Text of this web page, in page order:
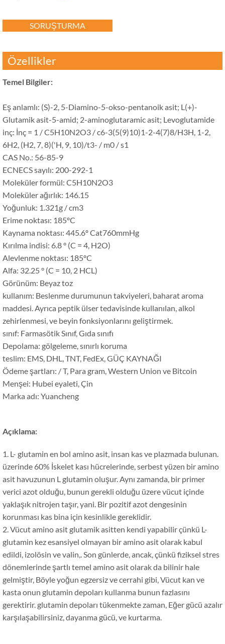
SORUŞTURMA
Özellikler
Temel Bilgiler:
Eş anlamlı: (S)-2, 5-Diamino-5-okso-pentanoik asit; L(+)-
Glutamik asit-5-amid; 2-aminoglutaramic asit; Levoglutamide
inç: İnç = 1 / C5H10N2O3 / c6-3(5(9)10)1-2-4(7)8/H3H, 1-2,
6H2, (H2, 7, 8)('H, 9, 10)/t3- / m0 / s1
CAS No.: 56-85-9
ECNECS sayılı: 200-292-1
Moleküler formül: C5H10N2O3
Moleküler ağırlık: 146.15
Yoğunluk: 1.321g / cm3
Erime noktası: 185ºC
Kaynama noktası: 445.6º Cat760mmHg
Kırılma indisi: 6.8 ° (C = 4, H2O)
Alevlenme noktası: 185ºC
Alfa: 32.25 ° (C = 10, 2 HCL)
Görünüm: Beyaz toz
kullanım: Beslenme durumunun takviyeleri, baharat aroma
maddesi. Ayrıca peptik ülser tedavisinde kullanılan, alkol
zehirlenmesi, ve beyin fonksiyonlarını geliştirmek.
sınıf: Farmasötik Sınıf, Gıda sınıfı
Depolama: gölgeleme, sınırlı koruma
teslim: EMS, DHL, TNT, FedEx, GÜÇ KAYNAĞI
Ödeme şartları: / T, Para gram, Western Union ve Bitcoin
Menşei: Hubei eyaleti, Çin
Marka adı: Yuancheng
Açıklama:
1. L- glutamin en bol amino asit, insan kas ve plazmada bulunan.
üzerinde 60% İskelet kası hücrelerinde, serbest yüzen bir amino
asit havuzunun L glutamin oluşur. Aynı zamanda, bir primer
verici azot olduğu, bunun gerekli olduğu üzere vücut içinde
yaklaşık nitrojen taşır, yani. Bir pozitif azot dengesinin
korunması kas bina için kesinlikle gereklidir.
2. Vücut amino asit glutamik asitten kendi yapabilir çünkü L-
glutamin kez esansiyel olmayan bir amino asit olarak kabul
edildi, izolösin ve valin,. Son günlerde, ancak, çünkü fiziksel stres
dönemlerinde şartlı temel amino asit olarak da bilinir hale
gelmiştir, Böyle yoğun egzersiz ve cerrahi gibi, Vücut kan ve
kasta onun glutamin depoları kullanma bunun fazlasını
gerektirir. glutamin depoları tükenmekte zaman, Eğer gücü azalır
karşılaşabilirsiniz, dayanma gücü, ve kurtarma.